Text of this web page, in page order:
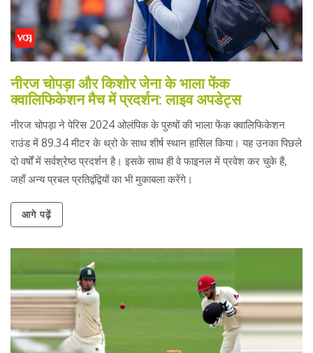
नीरज चोपड़ा और किशोर जेना के भाला फेंक
क्वालिफिकेशन मैच में प्रदर्शन: लाइव अपडेट्स
नीरज चोपड़ा ने पेरिस 2024 ओलंपिक के पुरुषों की भाला फेंक क्वालिफिकेशन
राउंड में 89.34 मीटर के थ्रो के साथ शीर्ष स्थान हासिल किया। यह उनका पिछले
दो वर्षों में सर्वश्रेष्ठ प्रदर्शन है। इसके साथ ही वे फाइनल में प्रवेश कर चुके हैं,
जहाँ अन्य प्रबल प्रतिद्वंद्वियों का भी मुकाबला करेंगे।
आगे पढ़ें